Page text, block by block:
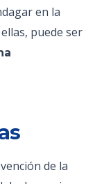
en la
puede ser
de la